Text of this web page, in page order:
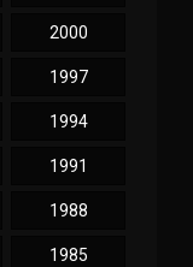
2000
1997
1994
1991
1988
1985